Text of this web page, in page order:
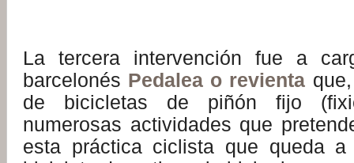
La tercera intervención fue a
barcelonés Pedalea o revienta
de bicicletas de piñón fijo
numerosas actividades que
esta práctica ciclista que queda